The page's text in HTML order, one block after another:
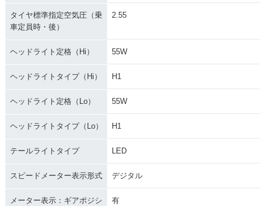
タイヤ標準指定空気圧（乗
車定員時・後）
2.55
ヘッドライト定格（Hi） 55W
ヘッドライトタイプ（Hi） H1
ヘッドライト定格（Lo） 55W
ヘッドライトタイプ（Lo） H1
テールライトタイプ LED
スピードメーター表示形式 デジタル
メーター表示：ギアポジシ
有